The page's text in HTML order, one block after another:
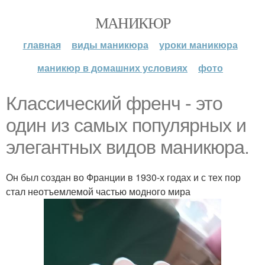
МАНИКЮР
главная виды маникюра
уроки маникюра
маникюр в домашних условиях
фото
Классический френч - это
один из самых популярных и
элегантных видов маникюра.
Он был создан во Франции в 1930-х годах и с тех пор
стал неотъемлемой частью модного мира